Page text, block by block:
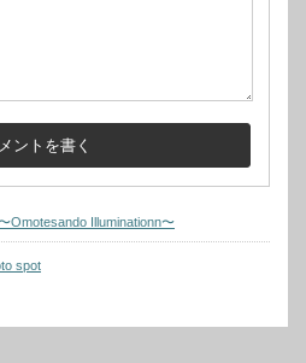
Illuminationn〜
spot